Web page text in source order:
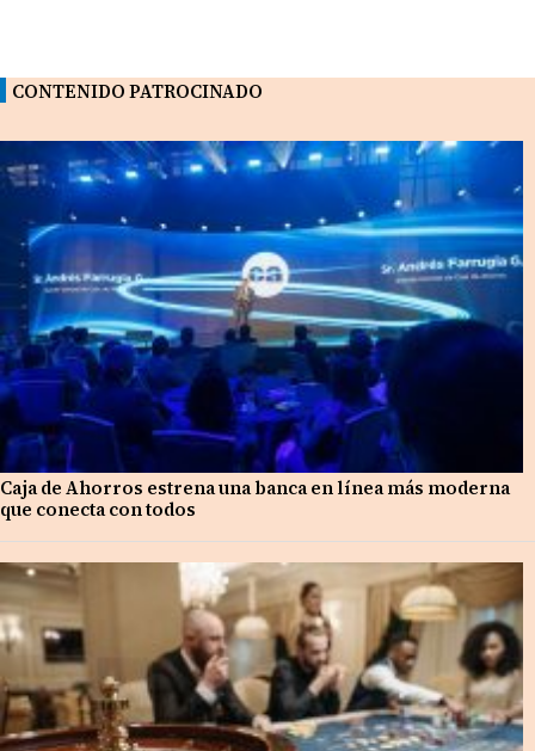
CONTENIDO PATROCINADO
Caja de Ahorros estrena una banca en línea más moderna
que conecta con todos